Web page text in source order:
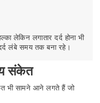
लेकिन लगातार दर्द होना भी
लंबे समय तक बना रहे।
संकेत
भी सामने आने लगते हैं जो